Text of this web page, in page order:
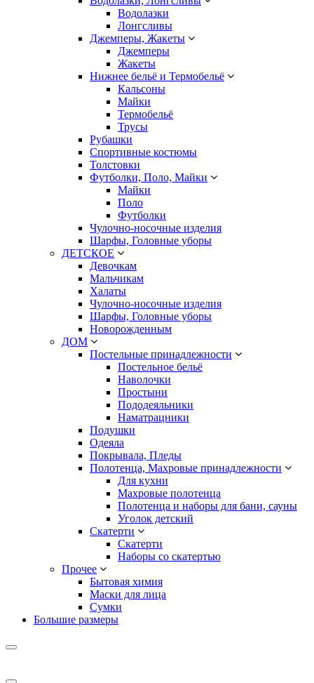
Водолазки
Лонгсливы
Джемперы, Жакеты
Джемперы
Жакеты
Нижнее бельё и Термобельё
Кальсоны
Майки
Термобельё
Трусы
Рубашки
Спортивные костюмы
Толстовки
Футболки, Поло, Майки
Майки
Поло
Футболки
Чулочно-носочные изделия
Шарфы, Головные уборы
ДЕТСКОЕ
Девочкам
Мальчикам
Халаты
Чулочно-носочные изделия
Шарфы, Головные уборы
Новорожденным
ДОМ
Постельные принадлежности
Постельное бельё
Наволочки
Простыни
Пододеяльники
Наматрацники
Подушки
Одеяла
Покрывала, Пледы
Полотенца, Махровые принадлежности
Для кухни
Махровые полотенца
Полотенца и наборы для бани, сауны
Уголок детский
Скатерти
Скатерти
Наборы со скатертью
Прочее
Бытовая химия
Маски для лица
Сумки
Большие размеры